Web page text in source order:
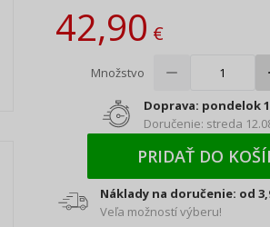
42,90€
Množstvo
Doprava: pondelok
Doručenie: streda
PRIDAŤ DO
Náklady na doručenie: od
Veľa možností výberu!